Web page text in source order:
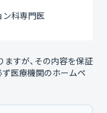
ン科専門医
すが、その内容を保証
医療機関のホームペ